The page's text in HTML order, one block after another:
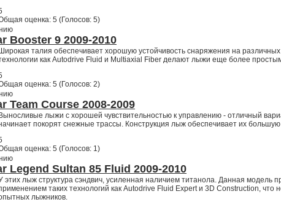
оценка: 5 (Голосов: 5)
Booster 9 2009-2010
Широкая талия обеспечивает хорошую устойчивость снаряжения на различных
как Autodrive Fluid и Multiaxial Fiber делают лыжи еще более
оценка: 5 (Голосов: 2)
Team Course 2008-2009
Выносливые лыжи с хорошей чувствительностью к управлению - отличный
покорят снежные трассы. Конструкция лыж обеспечивает их большую
оценка: 5 (Голосов: 1)
Legend Sultan 85 Fluid 2009-2010
этих лыж структура сэндвич, усиленная наличием титанола. Данная модель
таких технологий как Autodrive Fluid Expert и 3D Construction, что
лыжников.